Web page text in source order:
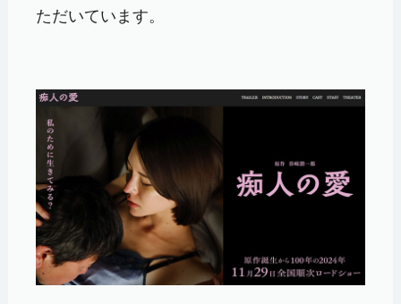
ただいています。